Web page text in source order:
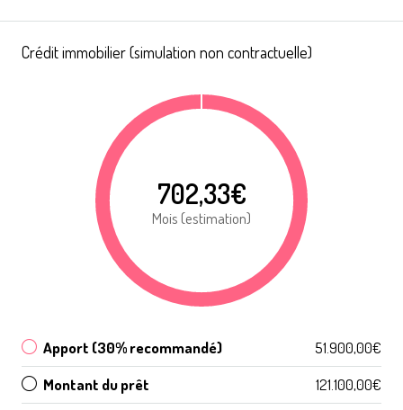
Crédit immobilier (simulation non contractuelle)
702,33€
Mois (estimation)
Apport (30% recommandé)
51.900,00€
Montant du prêt
121.100,00€